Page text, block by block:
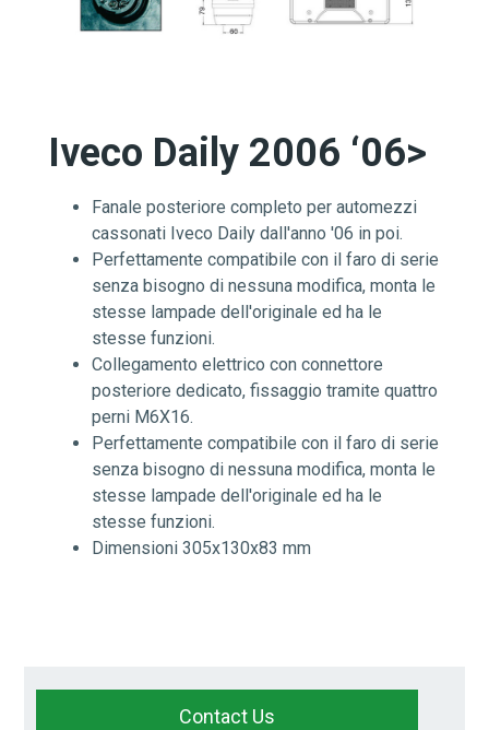
Iveco Daily 2006 ‘06>
Fanale posteriore completo per automezzi
cassonati Iveco Daily dall'anno '06 in poi.
Perfettamente compatibile con il faro di serie
senza bisogno di nessuna modifica, monta le
stesse lampade dell'originale ed ha le
stesse funzioni.
Collegamento elettrico con connettore
posteriore dedicato, fissaggio tramite quattro
perni M6X16.
Perfettamente compatibile con il faro di serie
senza bisogno di nessuna modifica, monta le
stesse lampade dell'originale ed ha le
stesse funzioni.
Dimensioni 305x130x83 mm
Contact Us